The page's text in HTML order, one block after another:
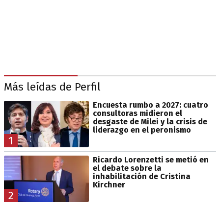
Más leídas de Perfil
1
Encuesta rumbo a 2027: cuatro
consultoras midieron el
desgaste de Milei y la crisis de
liderazgo en el peronismo
2
Ricardo Lorenzetti se metió en
el debate sobre la
inhabilitación de Cristina
Kirchner